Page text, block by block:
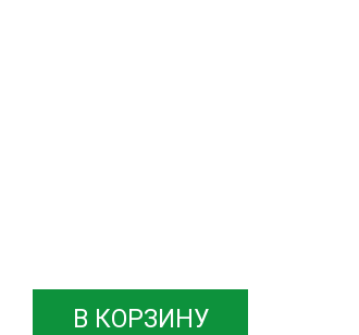
В КОРЗИНУ